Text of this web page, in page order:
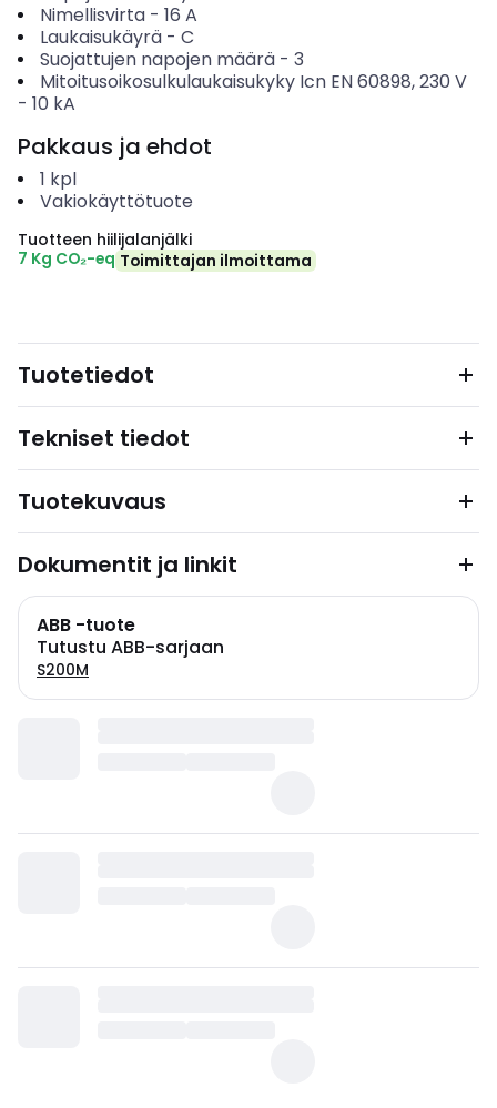
Nimellisvirta- 16 A
Laukaisukäyrä- C
Suojattujen napojen määrä- 3
Mitoitusoikosulkulaukaisukyky Icn EN 60898, 230 V
- 10 kA
Pakkaus ja ehdot
1 kpl
Vakiokäyttötuote
Tuotteen hiilijalanjälki
7 Kg CO₂-eq Toimittajan ilmoittama
Tuotetiedot
Tekniset tiedot
Tuotekuvaus
Dokumentit ja linkit
ABB -tuote
Tutustu ABB-sarjaan
S200M